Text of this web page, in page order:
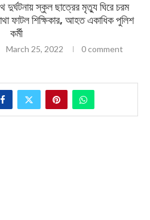
স্কুল ছাত্রের মৃত্যু ঘিরে চরম
ফাটল শিক্ষিকার, আহত একাধিক পুলিশ
কর্মী
March 25, 2022 0 comment